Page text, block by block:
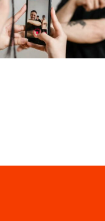
negatywnych
komentarzy na
Facebooku